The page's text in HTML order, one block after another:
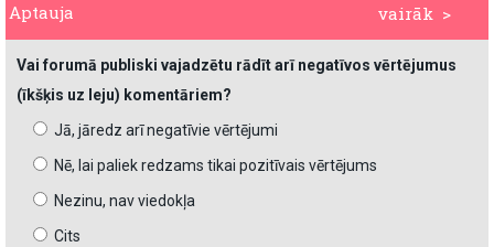
vairāk >
Aptauja
Vai forumā publiski vajadzētu rādīt arī negatīvos vērtējumus
(īkšķis uz leju) komentāriem?
Jā, jāredz arī negatīvie vērtējumi
Nē, lai paliek redzams tikai pozitīvais vērtējums
Nezinu, nav viedokļa
Cits